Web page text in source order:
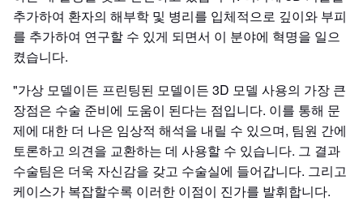
추가하여 환자의 해부학 및 병리를 입체적으로 깊이와 부피
를 추가하여 연구할 수 있게 되면서 이 분야에 혁명을 일으
켰습니다.
"가상 모델이든 프린팅된 모델이든 3D 모델 사용의 가장 큰
장점은 수술 준비에 도움이 된다는 점입니다. 이를 통해 문
제에 대한 더 나은 임상적 해석을 내릴 수 있으며, 팀원 간에
토론하고 의견을 교환하는 데 사용할 수 있습니다. 그 결과
수술팀은 더욱 자신감을 갖고 수술실에 들어갑니다. 그리고
케이스가 복잡할수록 이러한 이점이 진가를 발휘합니다.